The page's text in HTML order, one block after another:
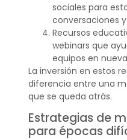
sociales para
conversaciones
Recursos
webinars que
equipos en
La inversión en estos
diferencia entre una
que se queda atrás.
Estrategias de
para épocas